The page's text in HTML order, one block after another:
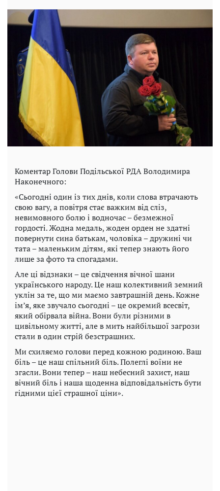
Коментар Голови Подільської РДА Володимира
Наконечного:
«Сьогодні один із тих днів, коли слова втрачають
свою вагу, а повітря стає важким від сліз,
невимовного болю і водночас – безмежної
гордості. Жодна медаль, жоден орден не здатні
повернути сина батькам, чоловіка – дружині чи
тата – маленьким дітям, які тепер знають його
лише за фото та спогадами.
Але ці відзнаки – це свідчення вічної шани
українського народу. Це наш колективний земний
уклін за те, що ми маємо завтрашній день. Кожне
ім’я, яке звучало сьогодні – це окремий всесвіт,
який обірвала війна. Вони були різними в
цивільному житті, але в мить найбільшої загрози
стали в один стрій безстрашних.
Ми схиляємо голови перед кожною родиною. Ваш
біль – це наш спільний біль. Полеглі воїни не
згасли. Вони тепер – наш небесний захист, наш
вічний біль і наша щоденна відповідальність бути
гідними цієї страшної ціни».